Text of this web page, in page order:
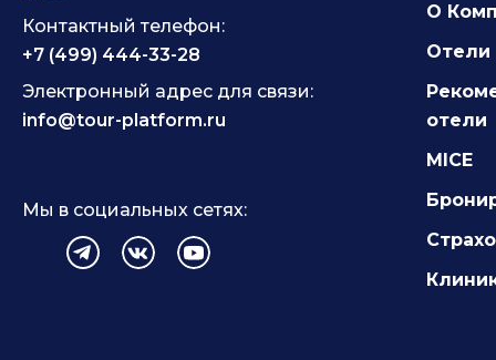
Контактный телефон:
+7 (499) 444-33-28
Электронный адрес для связи:
info@tour-platform.ru
Мы в социальных сетях:
О
Отели
отели
MICE